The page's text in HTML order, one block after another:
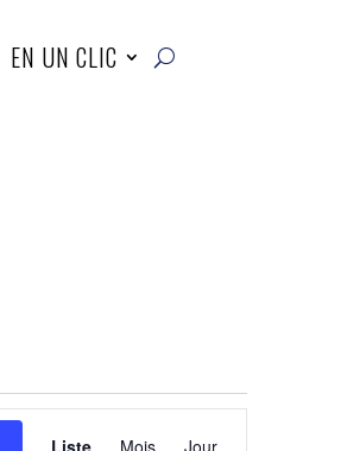
EN UN CLIC
Liste Mois Jour